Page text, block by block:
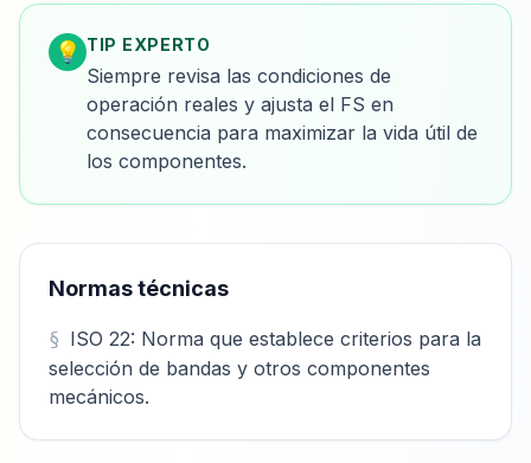
💡 TIP EXPERTO
Siempre revisa las condiciones de
operación reales y ajusta el FS en
consecuencia para maximizar la vida útil de
los componentes.
Normas técnicas
ISO 22: Norma que establece criterios para la
selección de bandas y otros componentes
mecánicos.